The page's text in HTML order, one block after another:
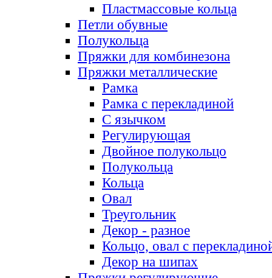
Пластмассовые кольца
Петли обувные
Полукольца
Пряжки для комбинезона
Пряжки металлические
Рамка
Рамка с перекладиной
С язычком
Регулирующая
Двойное полукольцо
Полукольца
Кольца
Овал
Треугольник
Декор - разное
Кольцо, овал с
Декор на шипах